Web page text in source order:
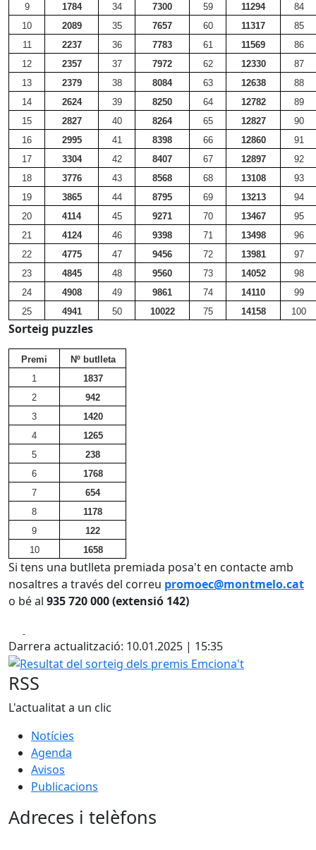
9
1784 34 7300 59 11294
84
10
2089 35 7657 60 11317
85
11
2237 36 7783 61 11569
86
12
2357 37 7972 62 12330
87
13
2379 38 8084 63 12638
88
14
2624 39 8250 64 12782
89
15
2827 40 8264 65 12827
90
16
2995 41 8398 66 12860
91
17
3304 42 8407 67 12897
92
18
3776 43 8568 68 13108
93
19
3865 44 8795 69 13213
94
20
4114 45 9271 70 13467
95
21
4124 46 9398 71 13498
96
22
4775 47 9456 72 13981
97
23
4845 48 9560 73 14052
98
24
4908 49 9861 74 14110
99
25
4941 50 10022 75 14158 100
Sorteig puzzles
Premi
Nº butlleta
1
1837
2
942
3
1420
4
1265
5
238
6
1768
7
654
8
1178
9
122
10
1658
Si tens una butlleta premiada posa't en contacte amb
nosaltres a través del correu promoec@montmelo.cat
o bé al 935 720 000 (extensió 142)
Darrera actualització: 10.01.2025 | 15:35
Resultat del sorteig dels premis Emciona't
RSS
L'actualitat a un clic
Notícies
Agenda
Avisos
Publicacions
Adreces i telèfons